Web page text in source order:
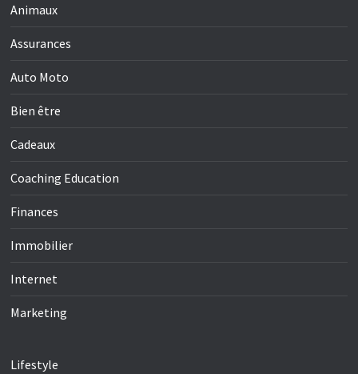
Animaux
Assurances
Auto Moto
Bien être
Cadeaux
Coaching Education
Finances
Immobilier
Internet
Marketing
Lifestyle